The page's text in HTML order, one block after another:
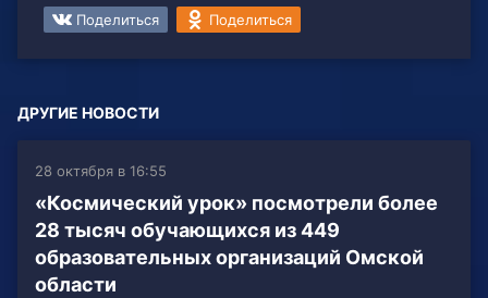
Поделиться Поделиться
ДРУГИЕ НОВОСТИ
28 октября в 16:55
«Космический урок» посмотрели более
28 тысяч обучающихся из 449
образовательных организаций Омской
области